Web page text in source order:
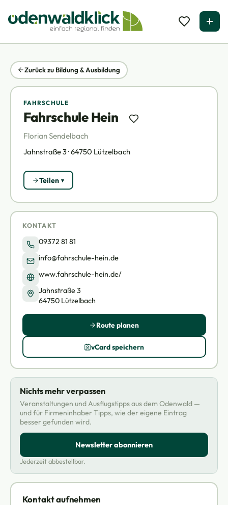
Zurück zu Bildung & Ausbildung
FAHRSCHULE
Fahrschule Hein
Florian Sendelbach
Jahnstraße 3 · 64750 Lützelbach
Teilen
Kontakt aufnehmen
KONTAKT
09372 81 81
info@fahrschule-hein.de
www.fahrschule-hein.de/
Jahnstraße 3
64750 Lützelbach
Route planen
vCard speichern
Nichts mehr verpassen
Veranstaltungen und Ausflugstipps aus dem Odenwald —
und für Firmeninhaber Tipps, wie der eigene Eintrag
besser gefunden wird.
Newsletter abonnieren
Jederzeit abbestellbar.